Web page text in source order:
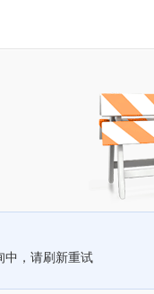
中，请刷新重试